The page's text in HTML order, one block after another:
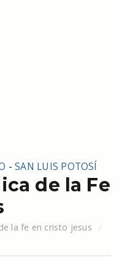
-SAN LUIS POTOSÍ
de la Fe
la fe en cristo jesus